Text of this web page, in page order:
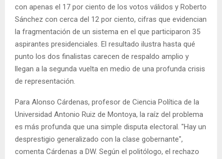
con apenas el 17 por ciento de los votos válidos y Roberto
Sánchez con cerca del 12 por ciento, cifras que evidencian
la fragmentación de un sistema en el que participaron 35
aspirantes presidenciales. El resultado ilustra hasta qué
punto los dos finalistas carecen de respaldo amplio y
llegan a la segunda vuelta en medio de una profunda crisis
de representación.
Para Alonso Cárdenas, profesor de Ciencia Política de la
Universidad Antonio Ruiz de Montoya, la raíz del problema
es más profunda que una simple disputa electoral. "Hay un
desprestigio generalizado con la clase gobernante",
comenta Cárdenas a DW. Según el politólogo, el rechazo